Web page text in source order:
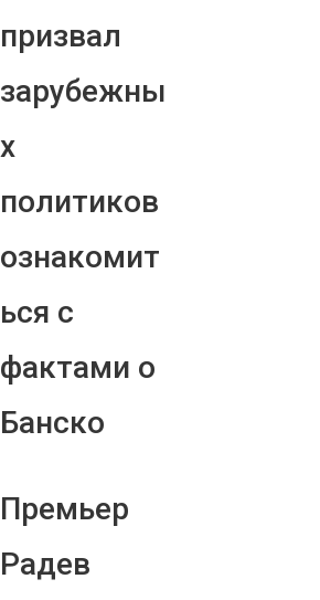
призвал
зарубежны
х
политиков
ознакомит
ься с
фактами о
Банско
Премьер
Радев